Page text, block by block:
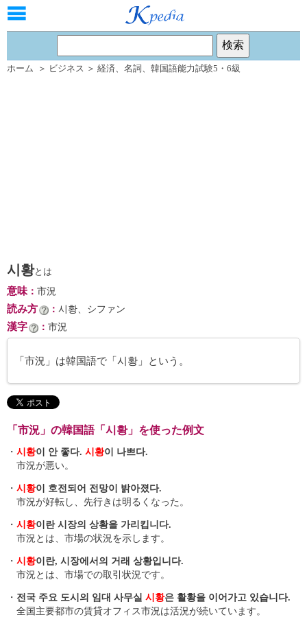
ホーム ＞ ビジネス ＞ 経済、 名詞 、 韓国語能力試験5・6級
시황とは
意味： 市況
読み方 ： 시황、シファン
漢字 ： 市況
「市況」は韓国語で「시황」という。
「市況」の韓国語「시황」を使った例文
・ 시황이 안 좋다. 시황이 나쁘다.
市況が悪い。
・ 시황이 호전되어 전망이 밝아졌다.
市況が好転し、先行きは明るくなった。
・ 시황이란 시장의 상황을 가리킵니다.
市況とは、市場の状況を示します。
・ 시황이란, 시장에서의 거래 상황입니다.
市況とは、市場での取引状況です。
・ 전국 주요 도시의 임대 사무실 시황은 활황을 이어가고 있습니다.
全国主要都市の賃貸オフィス市況は活況が続いています。